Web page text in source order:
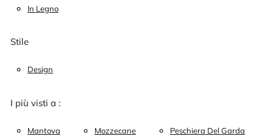
In Legno
Stile
Design
I più visti a :
Mantova Mozzecane Peschiera Del Garda